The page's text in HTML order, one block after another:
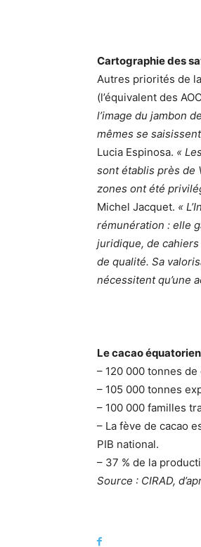
Cartographie des
Autres priorités de
(l’équivalent des
l’image du jambon
mêmes se
Lucia Espinosa. «
sont établis près de
zones ont été
Michel Jacquet. «
rémunération : elle
juridique, de cahiers
de qualité. Sa
nécessitent qu’une
Le cacao
– 120 000 tonnes
– 105 000 tonnes
– 100 000 familles
– La fève de cacao
PIB national.
– 37 % de la
Source : CIRAD,